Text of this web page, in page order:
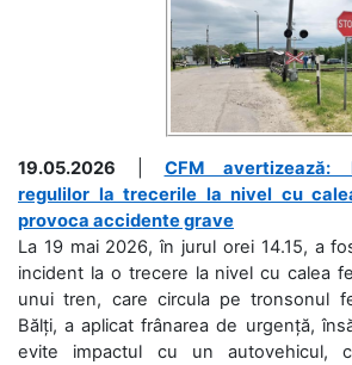
19.05.2026
CFM avertizează:
regulilor la trecerile la nivel cu
provoca accidente grave
La 19 mai 2026, în jurul orei 14.15, a
incident la o trecere la nivel cu calea
unui tren, care circula pe tronsonul
Bălți, a aplicat frânarea de urgență,
evite impactul cu un autovehicul,